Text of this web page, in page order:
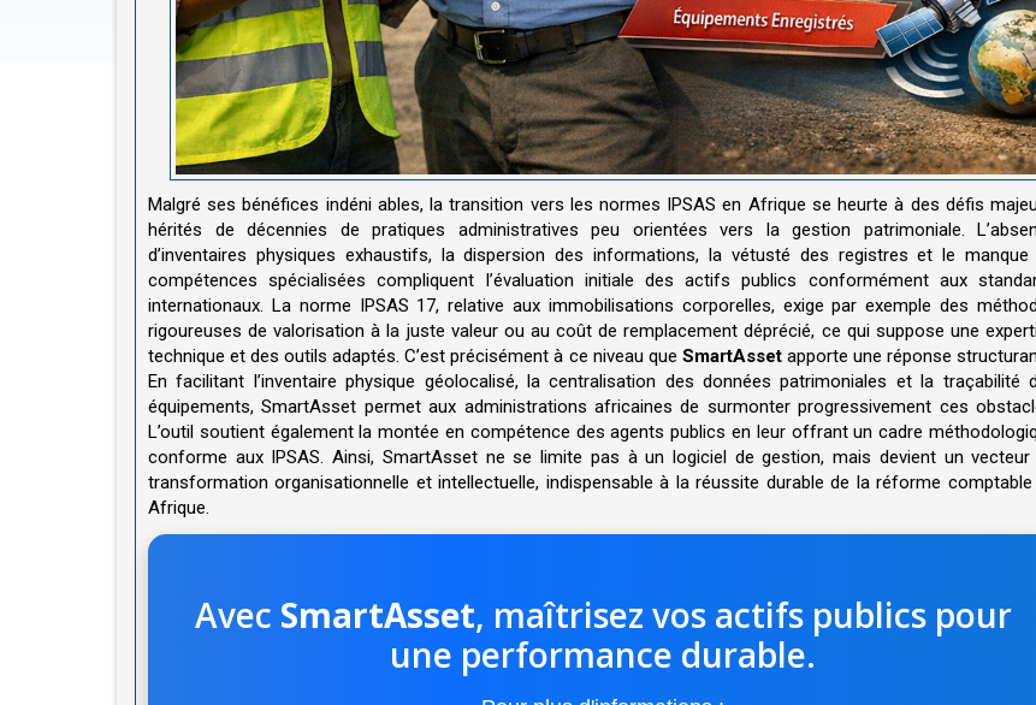
Malgré ses bénéfices indéni ables, la transition vers les normes IPSAS en Afrique se heurte à des défis
hérités de décennies de pratiques administratives peu orientées vers la gestion patrimoniale.
d’inventaires physiques exhaustifs, la dispersion des informations, la vétusté des registres et le manque
compétences spécialisées compliquent l’évaluation initiale des actifs publics conformément aux
internationaux. La norme IPSAS 17, relative aux immobilisations corporelles, exige par exemple des
rigoureuses de valorisation à la juste valeur ou au coût de remplacement déprécié, ce qui suppose une
technique et des outils adaptés. C’est précisément à ce niveau que SmartAssetapporte une réponse
En facilitant l’inventaire physique géolocalisé, la centralisation des données patrimoniales et la traçabilité
équipements, SmartAsset permet aux administrations africaines de surmonter progressivement ces
L’outil soutient également la montée en compétence des agents publics en leur offrant un cadre
conforme aux IPSAS. Ainsi, SmartAsset ne se limite pas à un logiciel de gestion, mais devient un vecteur
transformation organisationnelle et intellectuelle, indispensable à la réussite durable de la réforme comptable
Afrique.
Avec SmartAsset, maîtrisez vos actifs publics pour
une performance durable.